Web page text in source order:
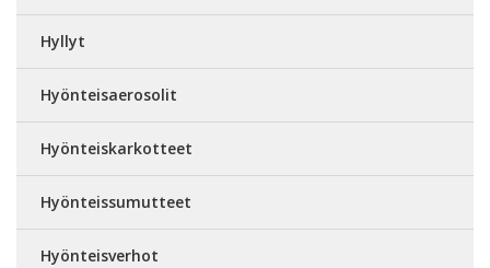
Hyllyt
Hyönteisaerosolit
Hyönteiskarkotteet
Hyönteissumutteet
Hyönteisverhot